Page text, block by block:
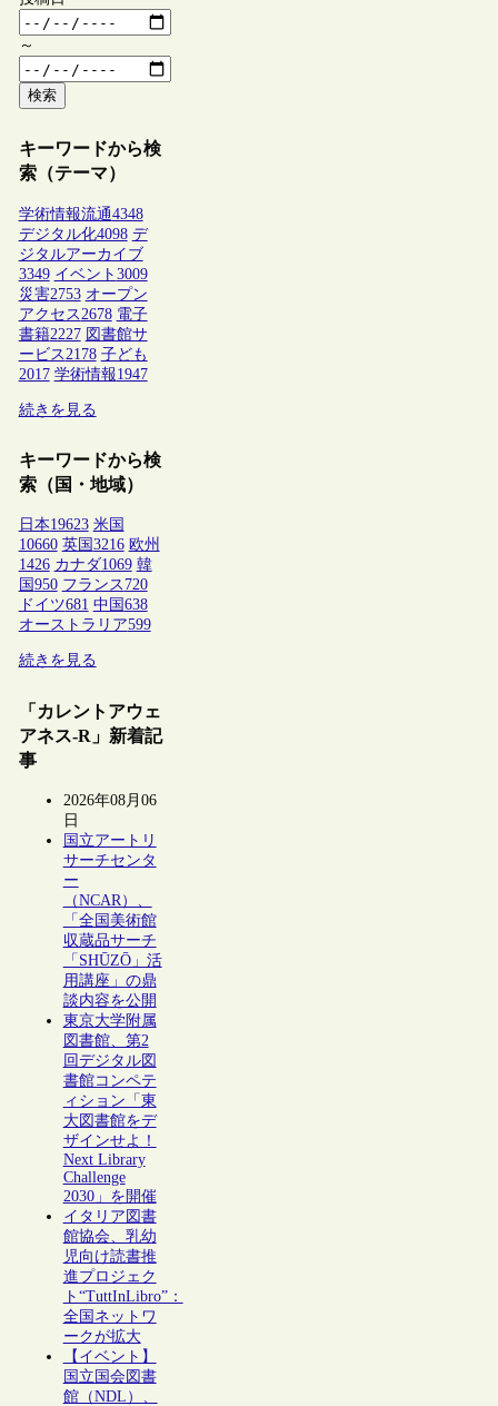
～
検索
キーワードから検
索（テーマ）
学術情報流通4348
デジタル化4098 デ
ジタルアーカイブ
3349 イベント 3009
災害2753 オープン
アクセス 2678 電子
書籍2227 図書館サ
ービス 2178 子ども
2017 学術情報1947
続きを見る
キーワードから検
索（国・地域）
日本19623 米国
10660 英国 3216 欧州
1426 カナダ1069 韓
国 950 フランス 720
ドイツ681 中国 638
オーストラリア599
続きを見る
「カレントアウェ
アネス-R」新着記
事
2026年08月06
日
国立アートリ
サーチセンタ
ー
（NCAR）、
「全国美術館
収蔵品サーチ
「SHŪZŌ」活
用講座」の鼎
談内容を公開
東京大学附属
図書館、第2
回デジタル図
書館コンペテ
ィション「東
大図書館をデ
ザインせよ！
Next Library
Challenge
2030」を開催
イタリア図書
館協会、乳幼
児向け読書推
進プロジェク
ト“TuttInLibro”：
全国ネットワ
ークが拡大
【イベント】
国立国会図書
館（NDL）、